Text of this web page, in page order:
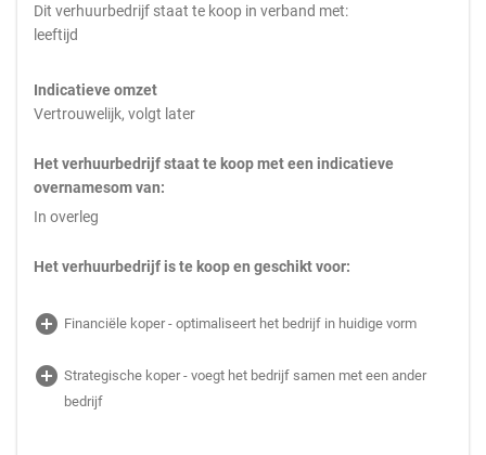
Dit verhuurbedrijf staat te koop in verband met:
leeftijd
Indicatieve omzet
Vertrouwelijk, volgt later
Het verhuurbedrijf staat te koop met een indicatieve
overnamesom van:
In overleg
Het verhuurbedrijf is te koop en geschikt voor:
add_circle Financiële koper - optimaliseert het bedrijf in huidige vorm
add_circle Strategische koper - voegt het bedrijf samen met een ander
bedrijf